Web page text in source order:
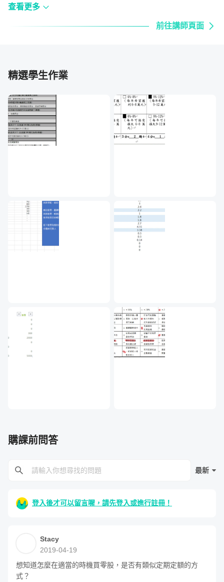
每個人對於投資風險可承擔的程度不同，因此在擇股上也會
有所不同，我們會彙總出幾種常見的零股投資方式，來提供
大家選擇投資標的上的參考。我們不會保證獲利，但是有一
個有趣又好玩的方式可以讓你在零股投資上，有機會達到
100% 的投資報酬率（並非一定是現金報酬），但前題是必
當有幫助的訊息。
這不只是一門單純的投資理財課程，我們希望您可以透過課
程引導，累積自己在網路上搜尋知識的能力，進而累積更多
單元 6 - 手中有股，就是股東（談談股東會）
單元 10 - 零股投資眉角報你知
單元 11 - 開始擁有第一個股票投資帳戶
查看更多
前往講師頁面
精選學生作業
購課前問答
最新
登入後才可以留言喔，請先登入或進行註冊！
Stacy
2019-04-19
想知道怎麼在適當的時機買零股，是否有類似定期定額的方
式？